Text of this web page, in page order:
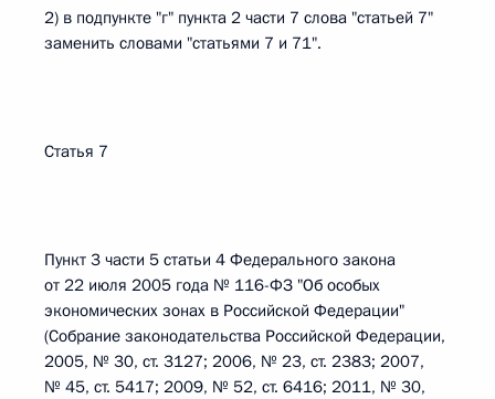
2) в подпункте "г" пункта 2 части 7 слова "статьей 7"
заменить словами "статьями 7 и 71".
Статья 7
Пункт 3 части 5 статьи 4 Федерального закона
от 22 июля 2005 года № 116-ФЗ "Об особых
экономических зонах в Российской Федерации"
(Собрание законодательства Российской Федерации,
2005, № 30, ст. 3127; 2006, № 23, ст. 2383; 2007,
№ 45, ст. 5417; 2009, № 52, ст. 6416; 2011, № 30,